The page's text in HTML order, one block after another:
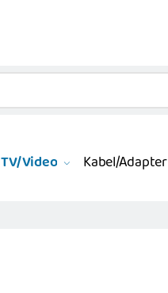
TV/Video Kabel/Adapter